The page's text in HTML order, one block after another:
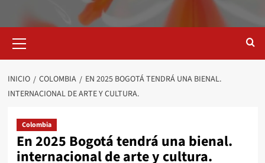
primario
INICIO COLOMBIA
EN 2025 BOGOTÁ TENDRÁ UNA BIENAL.
INTERNACIONAL DE ARTE Y CULTURA.
Colombia
En 2025 Bogotá tendrá una bienal.
internacional de arte y cultura.